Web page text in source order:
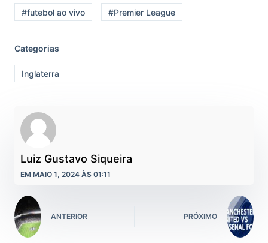
#futebol ao vivo #Premier League
Categorias
Inglaterra
Luiz Gustavo Siqueira
EM MAIO 1, 2024 ÀS 01:11
ANTERIOR PRÓXIMO